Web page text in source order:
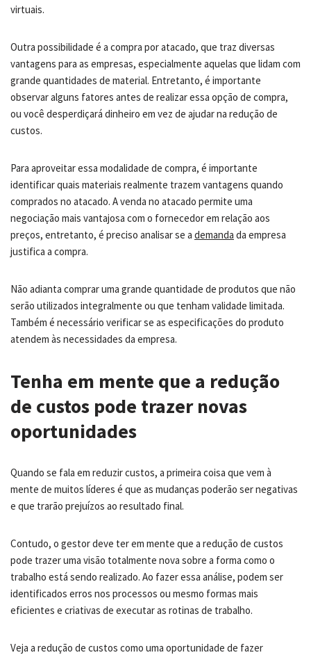
virtuais.
Outra possibilidade é a compra por atacado, que traz diversas
vantagens para as empresas, especialmente aquelas que lidam com
grande quantidades de material. Entretanto, é importante
observar alguns fatores antes de realizar essa opção de compra,
ou você desperdiçará dinheiro em vez de ajudar na redução de
custos.
Para aproveitar essa modalidade de compra, é importante
identificar quais materiais realmente trazem vantagens quando
comprados no atacado. A venda no atacado permite uma
negociação mais vantajosa com o fornecedor em relação aos
preços, entretanto, é preciso analisar se a demanda da empresa
justifica a compra.
Não adianta comprar uma grande quantidade de produtos que não
serão utilizados integralmente ou que tenham validade limitada.
Também é necessário verificar se as especificações do produto
atendem às necessidades da empresa.
Tenha em mente que a redução
de custos pode trazer novas
oportunidades
Quando se fala em reduzir custos, a primeira coisa que vem à
mente de muitos líderes é que as mudanças poderão ser negativas
e que trarão prejuízos ao resultado final.
Contudo, o gestor deve ter em mente que a redução de custos
pode trazer uma visão totalmente nova sobre a forma como o
trabalho está sendo realizado. Ao fazer essa análise, podem ser
identificados erros nos processos ou mesmo formas mais
eficientes e criativas de executar as rotinas de trabalho.
Veja a redução de custos como uma oportunidade de fazer